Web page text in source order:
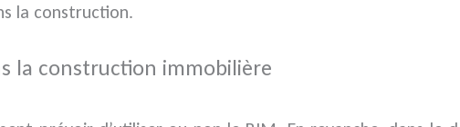
la construction.
la construction immobilière